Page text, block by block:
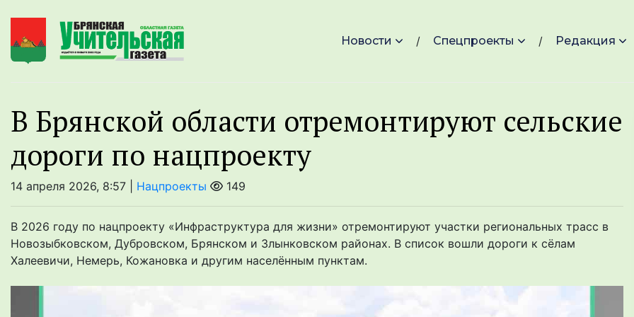
Новости Спецпроекты Редакция
В Брянской области отремонтируют сельские
дороги по нацпроекту
14 апреля 2026, 8:57 | Нацпроекты 149
В 2026 году по нацпроекту «Инфраструктура для жизни» отремонтируют участки региональных трасс в
Новозыбковском, Дубровском, Брянском и Злынковском районах. В список вошли дороги к сёлам
Халеевичи, Немерь, Кожановка и другим населённым пунктам.